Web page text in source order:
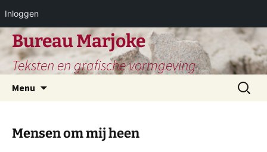
Inloggen
Ga
naar
inhoud
Bureau Marjoke
Teksten en grafische vormgeving
Menu
Zoeken
naar:
Mensen om mij heen